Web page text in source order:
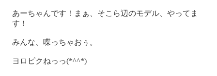
あーちゃんです！まぁ、そこら辺のモデル、やってま
す！
みんな、喋っちゃおぅ。
ヨロピクねっっ(*^^*)